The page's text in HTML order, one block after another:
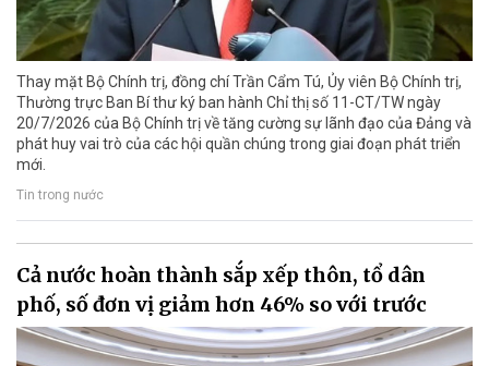
Thay mặt Bộ Chính trị, đồng chí Trần Cẩm Tú, Ủy viên Bộ Chính trị,
Thường trực Ban Bí thư ký ban hành Chỉ thị số 11-CT/TW ngày
20/7/2026 của Bộ Chính trị về tăng cường sự lãnh đạo của Đảng và
phát huy vai trò của các hội quần chúng trong giai đoạn phát triển
mới.
Tin trong nước
Cả nước hoàn thành sắp xếp thôn, tổ dân
phố, số đơn vị giảm hơn 46% so với trước